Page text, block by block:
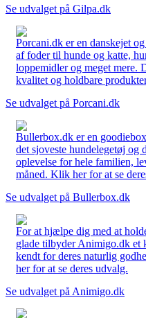
Se udvalget på Gilpa.dk
Porcani.dk er en danskejet
af foder til hunde og katte,
loppemidler og meget mere.
kvalitet og holdbare
Se udvalget på Porcani.dk
Bullerbox.dk er en
det sjoveste hundelegetøj og
oplevelse for hele familien,
måned. Klik her for at se
Se udvalget på Bullerbox.dk
For at hjælpe dig med at
glade tilbyder Animigo.dk et
kendt for deres naturlig
her for at se deres udvalg.
Se udvalget på Animigo.dk